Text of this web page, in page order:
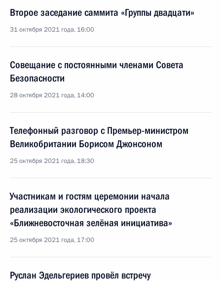
Второе заседание саммита «Группы двадцати»
31 октября 2021 года, 16:00
Совещание с постоянными членами Совета
Безопасности
28 октября 2021 года, 14:00
Телефонный разговор с Премьер-министром
Великобритании Борисом Джонсоном
25 октября 2021 года, 18:30
Участникам и гостям церемонии начала
реализации экологического проекта
«Ближневосточная зелёная инициатива»
25 октября 2021 года, 17:00
Руслан Эдельгериев провёл встречу